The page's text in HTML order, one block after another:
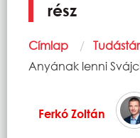
rész
Morzsa
Címlap
Tudástár
Current:
Anyának lenni
Ferkó Zoltán